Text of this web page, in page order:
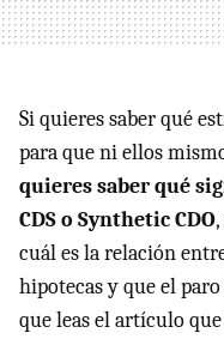
Si quieres saber qué
para que ni ellos
quieres saber qué
CDS o Synthetic CDO
cuál es la relación
hipotecas y que el
que leas el artículo